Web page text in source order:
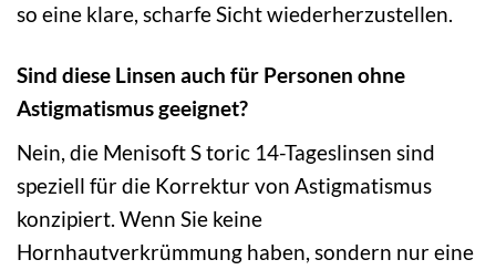
so eine klare, scharfe Sicht wiederherzustellen.
Sind diese Linsen auch für Personen ohne
Astigmatismus geeignet?
Nein, die Menisoft S toric 14-Tageslinsen sind
speziell für die Korrektur von Astigmatismus
konzipiert. Wenn Sie keine
Hornhautverkrümmung haben, sondern nur eine